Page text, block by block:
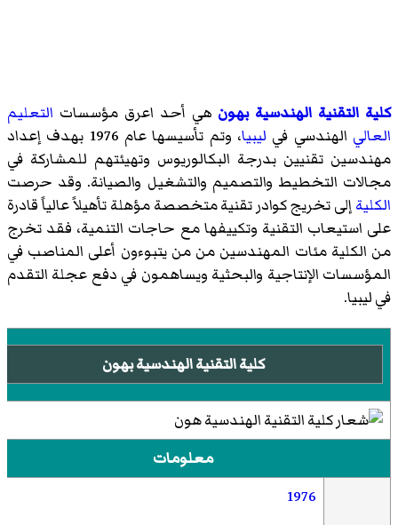
كلية التقنية الهندسية بهون هي أحد اعرق مؤسسات التعليم
العالي الهندسي في ليبيا
، وتم تأسيسها عام 1976 بهدف إعداد
مهندسين تقنيين بدرجة البكالوريوس وتهيئتهم للمشاركة في
مجالات التخطيط والتصميم والتشغيل والصيانة. وقد حرصت
الكليةإلى تخريج كوادر تقنية متخصصة مؤهلة تأهيلاً عالياً قادرة
على استيعاب التقنية وتكييفها مع حاجات التنمية، فقد تخرج
من الكلية مئات المهندسين من من يتبوءون أعلى المناصب في
المؤسسات الإنتاجية والبحثية ويساهمون في دفع عجلة التقدم
في ليبيا.
كلية التقنية الهندسية بهون
معلومات
1976